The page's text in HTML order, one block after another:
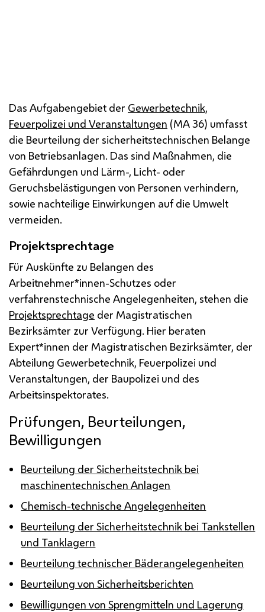
Das Aufgabengebiet der Gewerbetechnik,
Feuerpolizei und Veranstaltungen (MA36) umfasst
die Beurteilung der sicherheitstechnischen Belange
von Betriebsanlagen. Das sind Maßnahmen, die
Gefährdungen und Lärm-, Licht- oder
Geruchsbelästigungen von Personen verhindern,
sowie nachteilige Einwirkungen auf die Umwelt
vermeiden.
Projektsprechtage
Für Auskünfte zu Belangen des
Arbeitnehmer*innen-Schutzes oder
verfahrenstechnische Angelegenheiten, stehen die
Projektsprechtage der Magistratischen
Bezirksämter zur Verfügung. Hier beraten
Expert*innen der Magistratischen Bezirksämter, der
Abteilung Gewerbetechnik, Feuerpolizei und
Veranstaltungen, der Baupolizei und des
Arbeitsinspektorates.
Prüfungen, Beurteilungen,
Bewilligungen
Beurteilung der Sicherheitstechnik bei
maschinentechnischen Anlagen
Chemisch-technische Angelegenheiten
Beurteilung der Sicherheitstechnik bei Tankstellen
und Tanklagern
Beurteilung technischer Bäderangelegenheiten
Beurteilung von Sicherheitsberichten
Bewilligungen von Sprengmitteln und Lagerung